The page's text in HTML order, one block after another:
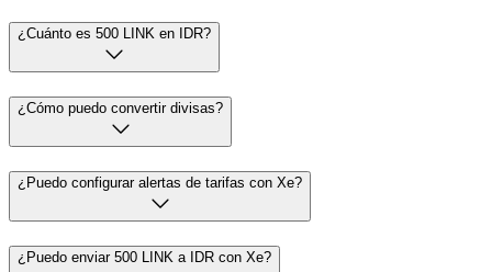
¿Cuánto es 500 LINK en IDR?
¿Cómo puedo convertir divisas?
¿Puedo configurar alertas de tarifas con Xe?
¿Puedo enviar 500 LINK a IDR con Xe?